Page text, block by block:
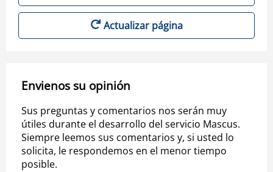
Actualizar página
Envienos su opinión
Sus preguntas y comentarios nos serán muy
útiles durante el desarrollo del servicio Mascus.
Siempre leemos sus comentarios y, si usted lo
solicita, le respondemos en el menor tiempo
posible.